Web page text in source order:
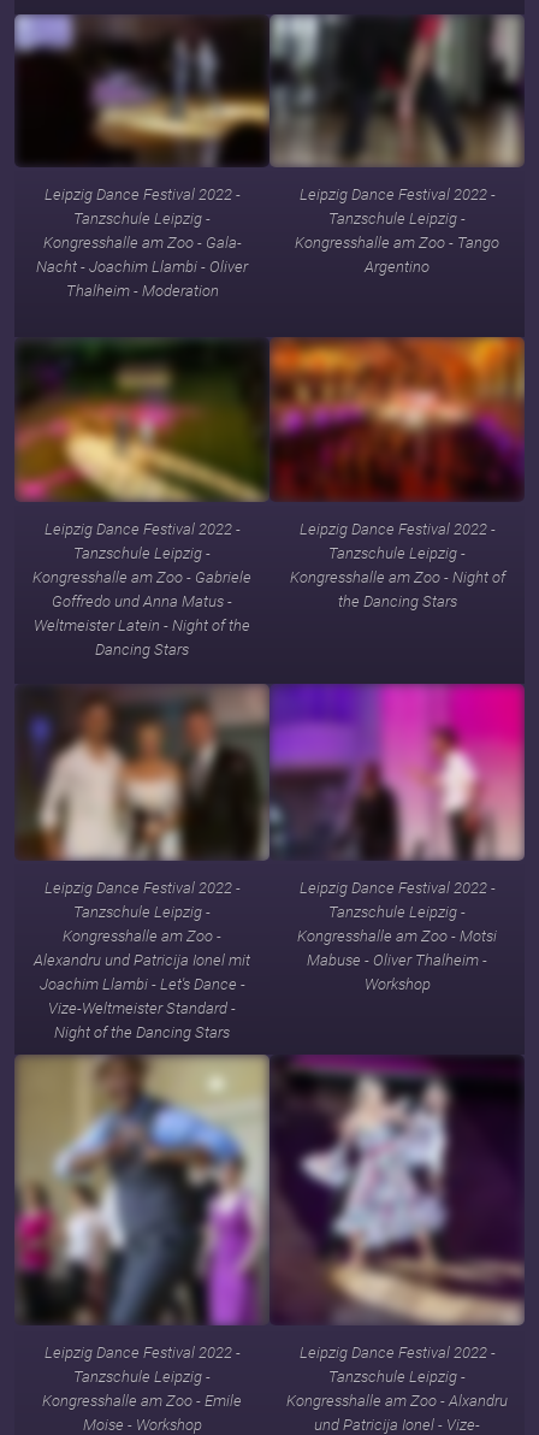
Leipzig Dance Festival 2022 -
Tanzschule Leipzig -
Kongresshalle am Zoo - Gala-
Nacht - Joachim Llambi - Oliver
Thalheim - Moderation
Leipzig Dance Festival 2022 -
Tanzschule Leipzig -
Kongresshalle am Zoo - Tango
Argentino
Leipzig Dance Festival 2022 -
Tanzschule Leipzig -
Kongresshalle am Zoo - Gabriele
Goffredo und Anna Matus -
Weltmeister Latein - Night of the
Dancing Stars
Leipzig Dance Festival 2022 -
Tanzschule Leipzig -
Kongresshalle am Zoo - Night of
the Dancing Stars
Leipzig Dance Festival 2022 -
Tanzschule Leipzig -
Kongresshalle am Zoo -
Alexandru und Patricija Ionel mit
Joachim Llambi - Let's Dance -
Vize-Weltmeister Standard -
Night of the Dancing Stars
Leipzig Dance Festival 2022 -
Tanzschule Leipzig -
Kongresshalle am Zoo - Motsi
Mabuse - Oliver Thalheim -
Workshop
Leipzig Dance Festival 2022 -
Tanzschule Leipzig -
Kongresshalle am Zoo - Emile
Moise - Workshop
Leipzig Dance Festival 2022 -
Tanzschule Leipzig -
Kongresshalle am Zoo - Alxandru
und Patricija Ionel - Vize-